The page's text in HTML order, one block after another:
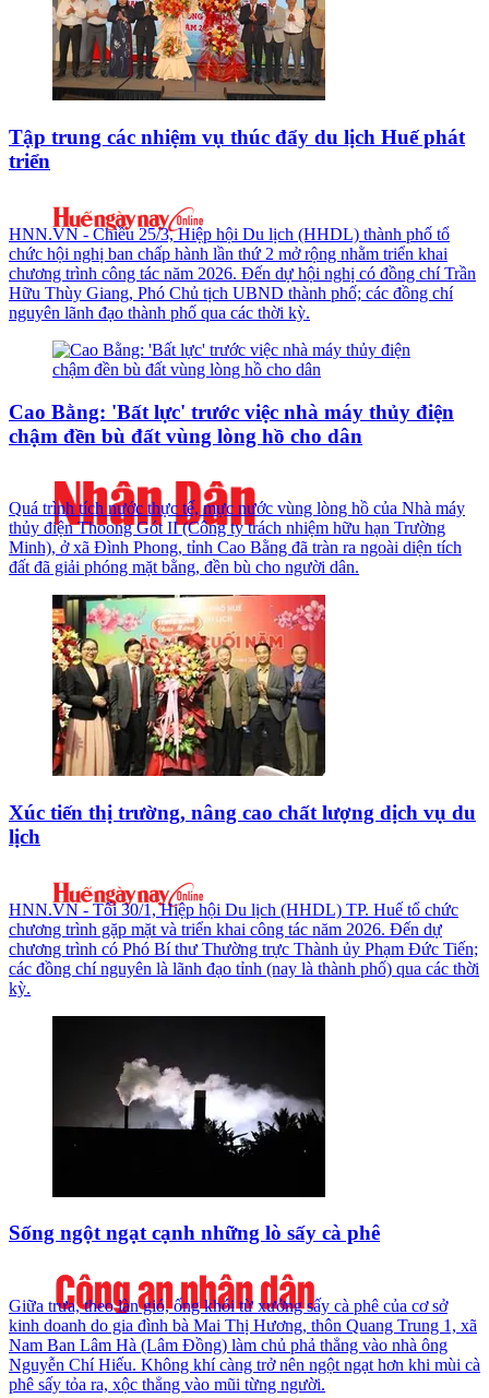
Tập trung các nhiệm vụ thúc đẩy du lịch Huế phát
triển
HNN.VN - Chiều 25/3, Hiệp hội Du lịch (HHDL) thành phố tổ
chức hội nghị ban chấp hành lần thứ 2 mở rộng nhằm triển khai
chương trình công tác năm 2026. Đến dự hội nghị có đồng chí Trần
Hữu Thùy Giang, Phó Chủ tịch UBND thành phố; các đồng chí
nguyên lãnh đạo thành phố qua các thời kỳ.
Cao Bằng: 'Bất lực' trước việc nhà máy thủy điện
chậm đền bù đất vùng lòng hồ cho dân
Quá trình tích nước thực tế, mực nước vùng lòng hồ của Nhà máy
thủy điện Thoong Gót II (Công ty trách nhiệm hữu hạn Trường
Minh), ở xã Đình Phong, tỉnh Cao Bằng đã tràn ra ngoài diện tích
đất đã giải phóng mặt bằng, đền bù cho người dân.
Xúc tiến thị trường, nâng cao chất lượng dịch vụ du
lịch
HNN.VN - Tối 30/1, Hiệp hội Du lịch (HHDL) TP. Huế tổ chức
chương trình gặp mặt và triển khai công tác năm 2026. Đến dự
chương trình có Phó Bí thư Thường trực Thành ủy Phạm Đức Tiến;
các đồng chí nguyên là lãnh đạo tỉnh (nay là thành phố) qua các thời
kỳ.
Sống ngột ngạt cạnh những lò sấy cà phê
Giữa trưa, theo làn gió, ống khói từ xưởng sấy cà phê của cơ sở
kinh doanh do gia đình bà Mai Thị Hương, thôn Quang Trung 1, xã
Nam Ban Lâm Hà (Lâm Đồng) làm chủ phả thẳng vào nhà ông
Nguyễn Chí Hiếu. Không khí càng trở nên ngột ngạt hơn khi mùi cà
phê sấy tỏa ra, xộc thẳng vào mũi từng người.